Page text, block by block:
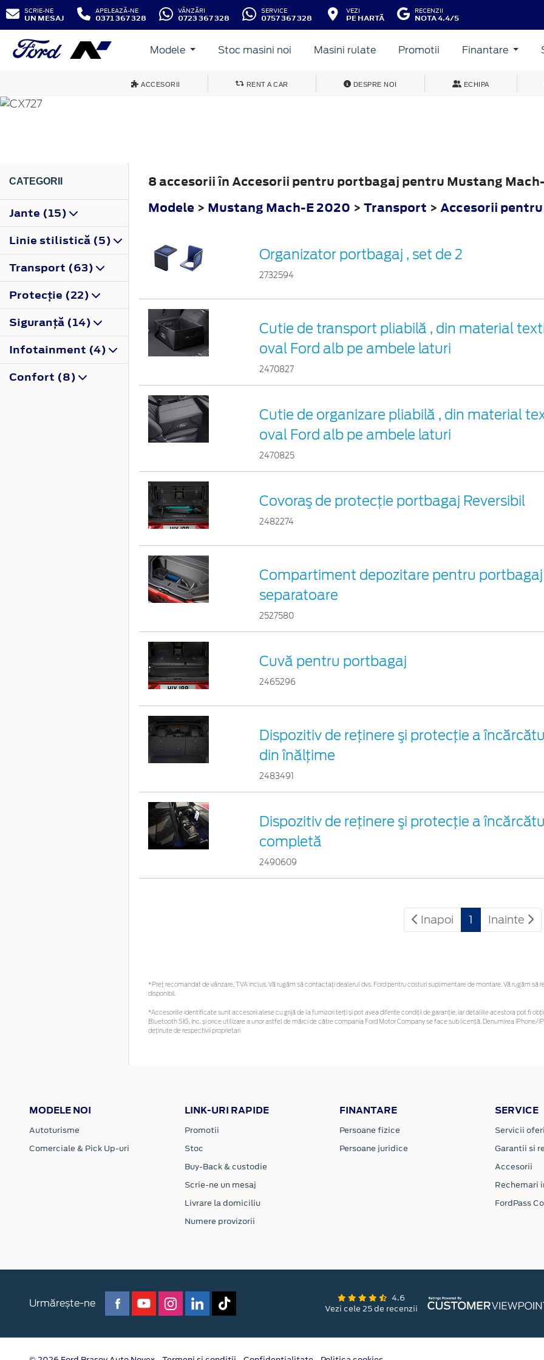
SCRIE-NE
UN MESAJ
APELEAZĂ-NE
0371 367 328
VÂNZĂRI
0723 367 328
SERVICE
0757 367 328
VEZI
PE HARTĂ
RECENZII
NOTA 4.4/5
Modele Stoc masini noi Masini rulate Promotii Finantare
ACCESORII RENT A CAR DESPRE NOI ECHIPA
MUSTANG MACH-E
CATEGORII
Jante (15)
Linie stilistică (5)
Transport (63)
Protecţie (22)
Siguranţă (14)
Infotainment (4)
Confort (8)
8 accesorii în Accesorii pentru portbagaj pentru Mustang
Modele > Mustang Mach-E 2020 > Transport > Accesorii
Organizator portbagaj , set de 2
2732594
Cutie de transport pliabilă , din material
oval Ford alb pe ambele laturi
2470827
Cutie de organizare pliabilă , din material
oval Ford alb pe ambele laturi
2470825
Covoraş de protecţie portbagaj Reversibil
2482274
Compartiment depozitare pentru portbagaj
separatoare
2527580
Cuvă pentru portbagaj
2465296
Dispozitiv de reţinere şi protecţie a
din înălțime
2483491
Dispozitiv de reţinere şi protecţie a
completă
2490609
Inapoi 1 Inainte
*Preţ recomandat de vânzare, TVA inclus. Vă rugăm să contactaţi dealerul dvs. Ford pentru costuri suplimentare de montare. Vă rugăm
disponibil.
*Accesoriile identificate sunt accesorii alese cu grijă de la furnizori terți și pot avea diferite condiții de garanție, iar detaliile acestora pot fi
Bluetooth SIG, Inc. și orice utilizare a unor astfel de mărci de către compania Ford Motor Company se face sub licență. Denumirea
deținute de respectivii proprietari
MODELE NOI
Autoturisme
Comerciale & Pick Up-uri
LINK-URI RAPIDE
Promotii
Stoc
Buy-Back & custodie
Scrie-ne un mesaj
Livrare la domiciliu
Numere provizorii
FINANTARE
Persoane fizice
Persoane juridice
SERVICE
Servicii
Garantii si
Accesorii
Rechemari
FordPass
Urmărește-ne
4.6
Vezi cele 25 de recenzii